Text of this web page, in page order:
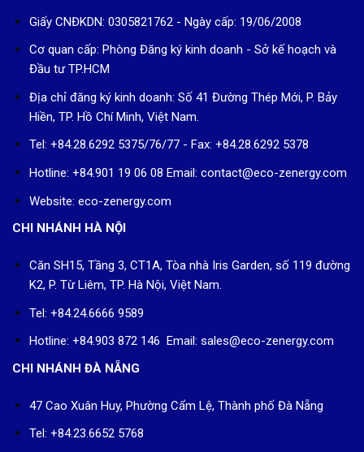
Giấy CNĐKDN: 0305821762 - Ngày cấp: 19/06/2008
Cơ quan cấp: Phòng Đăng ký kinh doanh - Sở kế hoạch và
Đầu tư TP.HCM
Địa chỉ đăng ký kinh doanh: Số 41 Đường Thép Mới, P. Bảy
Hiền, TP. Hồ Chí Minh, Việt Nam.
Tel: +84.28.6292 5375/76/77 - Fax: +84.28.6292 5378
Hotline: +84.901 19 06 08 Email: contact@eco-zenergy.com
Website: eco-zenergy.com
CHI NHÁNH HÀ NỘI
Căn SH15, Tầng 3, CT1A, Tòa nhà Iris Garden, số 119 đường
K2, P. Từ Liêm, TP. Hà Nội, Việt Nam.
Tel: +84.24.6666 9589
Hotline: +84.903 872 146 Email: sales@eco-zenergy.com
CHI NHÁNH ĐÀ NẴNG
47 Cao Xuân Huy, Phường Cẩm Lệ, Thành phố Đà Nẵng
Tel: +84.23.6652 5768